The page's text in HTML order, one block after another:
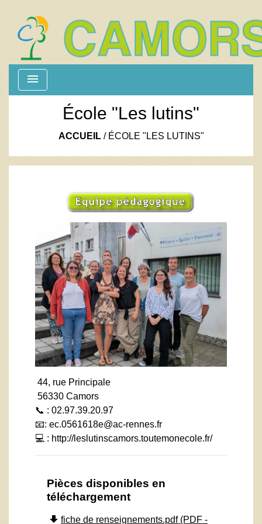
menu
École "Les lutins"
ACCUEIL/ ÉCOLE "LES LUTINS"
44, rue Principale
56330 Camors
📞 : 02.97.39.20.97
📧: ec.0561618e@ac-rennes.fr
💻 : http://leslutinscamors.toutemonecole.fr/
Pièces disponibles en
téléchargement
file_download fiche de renseignements.pdf (PDF -